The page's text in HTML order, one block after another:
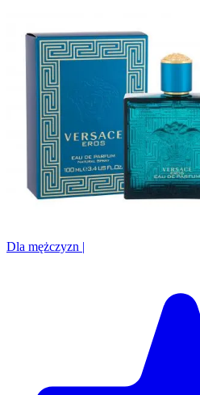
Dla mężczyzn |